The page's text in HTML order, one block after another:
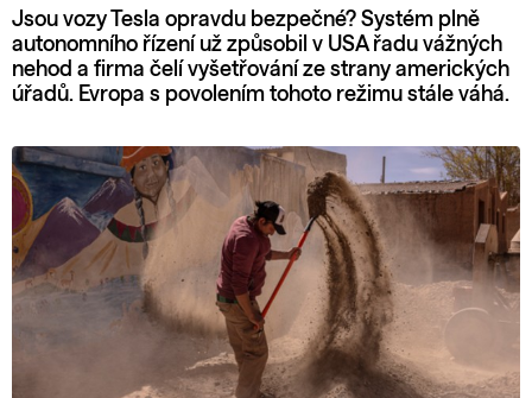
Jsou vozy Tesla opravdu bezpečné? Systém plně
autonomního řízení už způsobil v USA řadu vážných
nehod a firma čelí vyšetřování ze strany amerických
úřadů. Evropa s povolením tohoto režimu stále váhá.